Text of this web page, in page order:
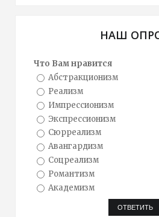
НАШ
Что Вам нравится
Абстракционизм
Реализм
Импрессионизм
Экспрессионизм
Сюрреализм
Авангардизм
Соцреализм
Романтизм
Академизм